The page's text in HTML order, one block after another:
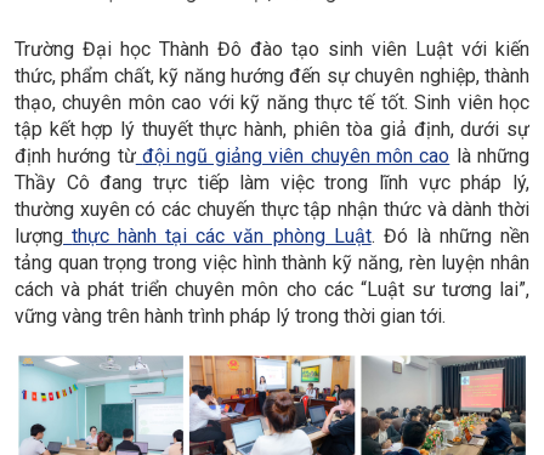
Trường Đại học Thành Đô đào tạo sinh viên Luật với kiến
thức, phẩm chất, kỹ năng hướng đến sự chuyên nghiệp, thành
thạo, chuyên môn cao với kỹ năng thực tế tốt. Sinh viên học
tập kết hợp lý thuyết thực hành, phiên tòa giả định, dưới sự
định hướng từ đội ngũ giảng viên chuyên môn cao là những
Thầy Cô đang trực tiếp làm việc trong lĩnh vực pháp lý,
thường xuyên có các chuyến thực tập nhận thức và dành thời
lượng thực hành tại các văn phòng Luật. Đó là những nền
tảng quan trọng trong việc hình thành kỹ năng, rèn luyện nhân
cách và phát triển chuyên môn cho các “Luật sư tương lai”,
vững vàng trên hành trình pháp lý trong thời gian tới.